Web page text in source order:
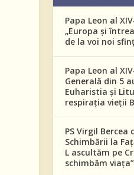
Papa Leon al
„Europa și
de la voi noi
Papa Leon al
Generală din 5
Euharistia și
respirația vieții
PS Virgil Bercea
Schimbării la
L ascultăm pe
schimbăm viața”